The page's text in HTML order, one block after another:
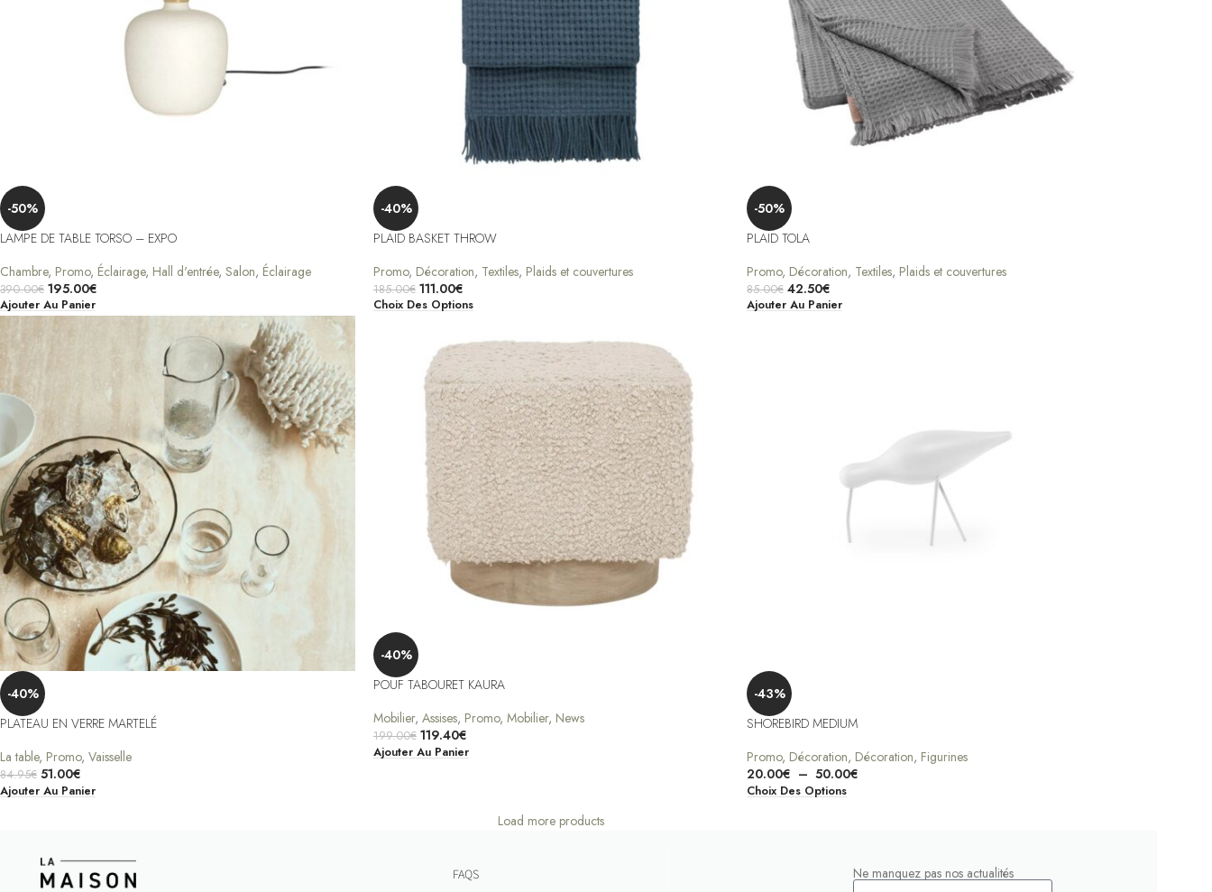
-50%
LAMPE DE TABLE TORSO – EXPO
Chambre, Promo, Éclairage, Hall d'entrée, Salon, Éclairage
390.00€ 195.00€
Ajouter Au Panier
-40%
PLAID BASKET THROW
Promo, Décoration, Textiles, Plaids et couvertures
185.00€ 111.00€
Choix Des Options
-50%
PLAID TOLA
Promo, Décoration, Textiles, Plaids et couvertures
85.00€ 42.50€
Ajouter Au Panier
-40%
PLATEAU EN VERRE MARTELÉ
La table, Promo, Vaisselle
84.95€ 51.00€
Ajouter Au Panier
-40%
POUF TABOURET KAURA
Mobilier, Assises, Promo, Mobilier, News
199.00€ 119.40€
Ajouter Au Panier
-43%
SHOREBIRD MEDIUM
Promo, Décoration, Décoration, Figurines
20.00€ – 50.00€
Choix Des Options
Load more products
FAQS Ne manquez pas nos actualités